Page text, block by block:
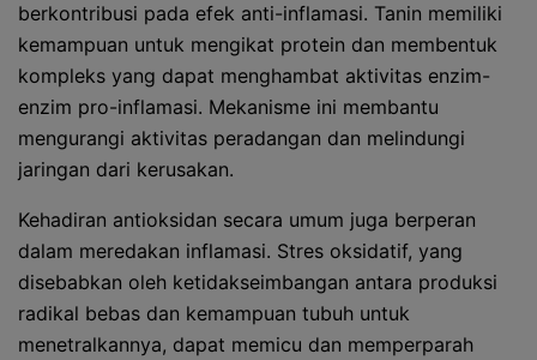
berkontribusi pada efek anti-inflamasi. Tanin memiliki
kemampuan untuk mengikat protein dan membentuk
kompleks yang dapat menghambat aktivitas enzim-
enzim pro-inflamasi. Mekanisme ini membantu
mengurangi aktivitas peradangan dan melindungi
jaringan dari kerusakan.
Kehadiran antioksidan secara umum juga berperan
dalam meredakan inflamasi. Stres oksidatif, yang
disebabkan oleh ketidakseimbangan antara produksi
radikal bebas dan kemampuan tubuh untuk
menetralkannya, dapat memicu dan memperparah